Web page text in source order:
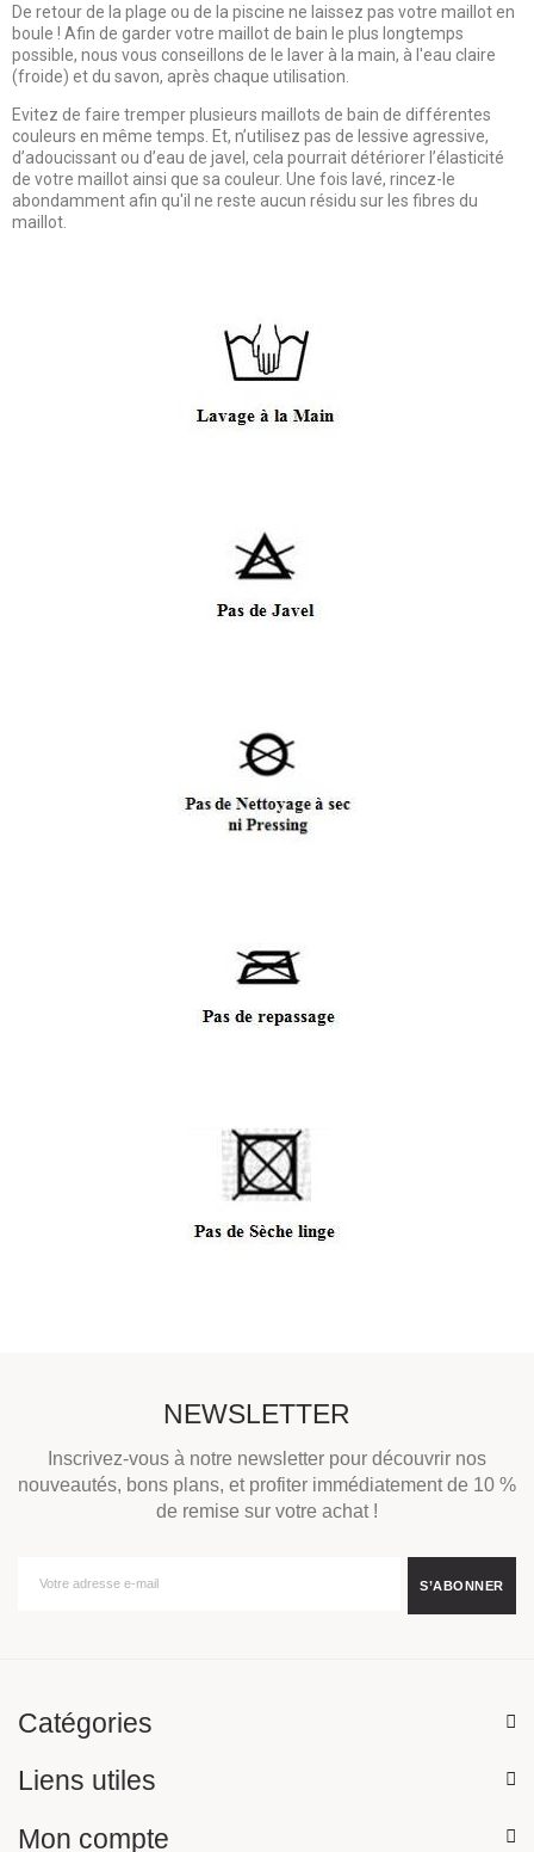
De retour de la plage ou de la piscine ne laissez pas votre maillot en
boule ! Afin de garder votre maillot de bain le plus longtemps
possible, nous vous conseillons de le laver à la main, à l'eau claire
(froide) et du savon, après chaque utilisation.
Evitez de faire tremper plusieurs maillots de bain de différentes
couleurs en même temps. Et, n’utilisez pas de lessive agressive,
d’adoucissant ou d’eau de javel, cela pourrait détériorer l’élasticité
de votre maillot ainsi que sa couleur. Une fois lavé, rincez-le
abondamment afin qu'il ne reste aucun résidu sur les fibres du
maillot.
NEWSLETTER
Inscrivez-vous à notre newsletter pour découvrir nos
nouveautés, bons plans, et profiter immédiatement de 10 %
de remise sur votre achat !
Catégories
Liens utiles
Mon compte